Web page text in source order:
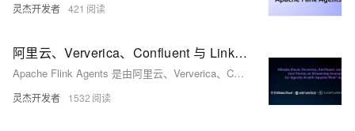
灵杰开发者 421
阿里云、Ververica、Confluent 与 LinkedIn 携手推进流式创新，共筑基于 Apache Flink Agents 的智能体 AI 未来
Apache Flink Agents 是由阿里云、Ververica、Confluent 与 LinkedIn 联合推出的开源子项目，旨在基于 Flink 构建可扩展、事件驱动的生产级 AI 智能体框架，实现数据与智能的实时融合。
灵杰开发者 1532